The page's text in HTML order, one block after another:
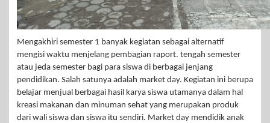
Mengakhiri semester 1 banyak kegiatan sebagai alternatif
mengisi waktu menjelang pembagian raport. tengah semester
atau jeda semester bagi para siswa di berbagai jenjang
pendidikan. Salah satunya adalah market day. Kegiatan ini berupa
belajar menjual berbagai hasil karya siswa utamanya dalam hal
kreasi makanan dan minuman sehat yang merupakan produk
dari wali siswa dan siswa itu sendiri. Market day mendidik anak